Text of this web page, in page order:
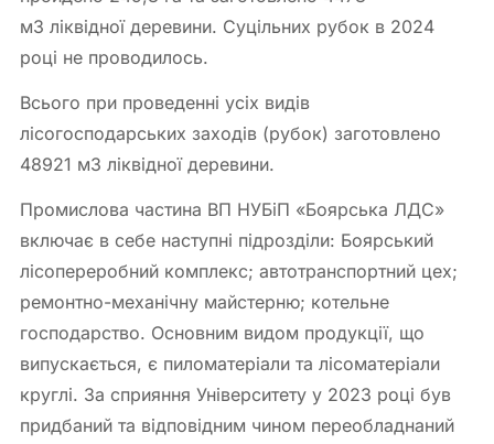
м3 ліквідної деревини. Суцільних рубок в 2024
році не проводилось.
Всього при проведенні усіх видів
лісогосподарських заходів (рубок) заготовлено
48921 м3 ліквідної деревини.
Промислова частина ВП НУБіП «Боярська ЛДС»
включає в себе наступні підрозділи: Боярський
лісопереробний комплекс; автотранспортний цех;
ремонтно-механічну майстерню; котельне
господарство. Основним видом продукції, що
випускається, є пиломатеріали та лісоматеріали
круглі. За сприяння Університету у 2023 році був
придбаний та відповідним чином переобладнаний